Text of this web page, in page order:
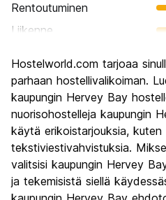
Rentoutuminen
Liikenne
Kulttuuri
Yöelämä
Rahanarvoinen
Hostelworld.com tarjoaa
parhaan hostellivalikoiman.
kaupungin Hervey Bay
nuorisohostelleja kaupungin
käytä erikoistarjouksia, kuten
tekstiviestivahvistuksia.
valitsisi kaupungin Hervey
ja tekemisistä siellä